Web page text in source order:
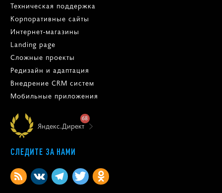
Техническая поддержка
Корпоративные сайты
Интернет-магазины
Landing page
Сложные проекты
Редизайн и адаптация
Внедрение CRM систем
Мобильные приложения
Яндекс.Директ
68
СЛЕДИТЕ ЗА НАМИ